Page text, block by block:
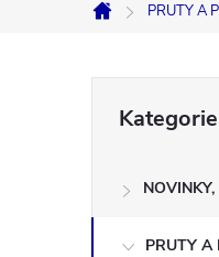
Domů
PRUTY A
s
kategorie
Kategorie
PRUTY A